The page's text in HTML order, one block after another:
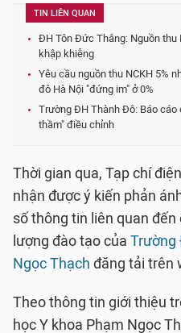
TIN LIÊN QUAN
ĐH Tôn Đức Thắng: Nguồn thu
khập khiễng
Yêu cầu nguồn thu NCKH 5%
đô Hà Nội "đứng im" ở 0%
Trường ĐH Thành Đô: Báo cáo
thầm" điều chỉnh
Thời gian qua, Tạp chí
nhận được ý kiến phản
số thông tin liên quan
lượng đào tạo của Trường
Ngọc Thạch đăng tải trên
Theo thông tin giới thiệu
học Y khoa Phạm Ngọc